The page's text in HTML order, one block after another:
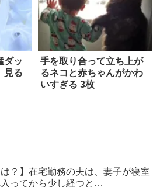
ダッ
見る
手を取り合って立ち上が
るネコと赤ちゃんがかわ
いすぎる 3枚
は？】在宅勤務の夫は、妻子が寝室
ってから少し経つと…